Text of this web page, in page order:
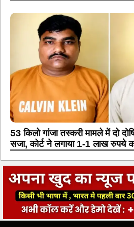
53 किलो गांजा तस्करी मामले में दो
सजा, कोर्ट ने लगाया 1-1 लाख रुपये